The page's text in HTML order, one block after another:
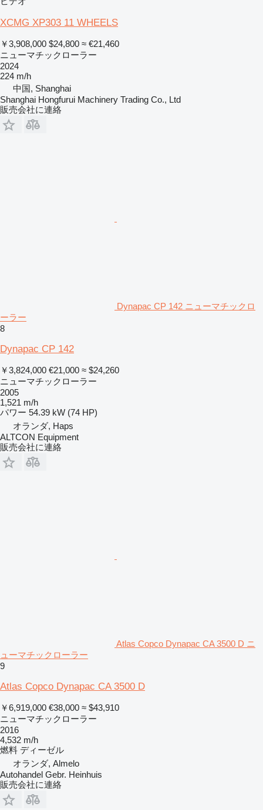
XCMG XP303 11 WHEELS
￥3,908,000 $24,800 ≈ €21,460
ニューマチックローラー
2024
224 m/h
中国, Shanghai
Shanghai Hongfurui Machinery Trading Co., Ltd
販売会社に連絡
Dynapac CP 142 ニューマチックロ
ーラー
8
Dynapac CP 142
￥3,824,000 €21,000 ≈ $24,260
ニューマチックローラー
2005
1,521 m/h
パワー 54.39 kW (74 HP)
オランダ, Haps
ALTCON Equipment
販売会社に連絡
Atlas Copco Dynapac CA 3500 D ニ
ューマチックローラー
9
Atlas Copco Dynapac CA 3500 D
￥6,919,000 €38,000 ≈ $43,910
ニューマチックローラー
2016
4,532 m/h
燃料 ディーゼル
オランダ, Almelo
Autohandel Gebr. Heinhuis
販売会社に連絡